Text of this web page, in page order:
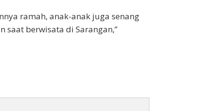
ramah, anak-anak juga senang
saat berwisata di Sarangan,”